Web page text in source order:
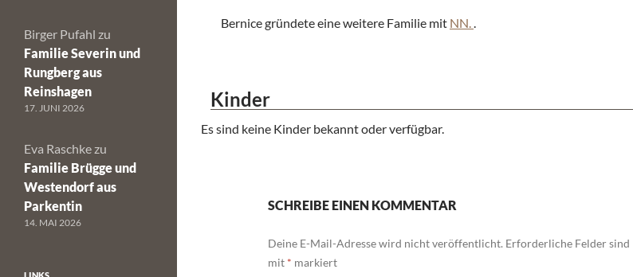
Bernice gründete eine weitere Familie mit NN..
Kinder
Es sind keine Kinder bekannt oder verfügbar.
SCHREIBE EINEN KOMMENTAR
Deine E-Mail-Adresse wird nicht veröffentlicht. Erforderliche Felder sind
mit * markiert
Birger Pufahl zu
Familie Severin und
Rungberg aus
Reinshagen
17. JUNI 2026
Eva Raschke zu
Familie Brügge und
Westendorf aus
Parkentin
14. MAI 2026